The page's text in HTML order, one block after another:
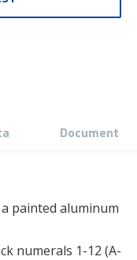
Document
painted aluminum
numerals 1-12 (A-